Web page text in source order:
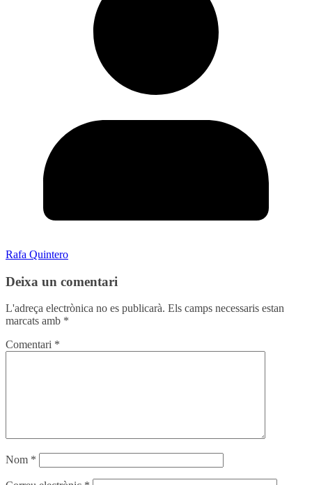
Rafa Quintero
Deixa un comentari
L'adreça electrònica no es publicarà. Els camps necessaris estan
marcats amb *
Comentari *
Nom *